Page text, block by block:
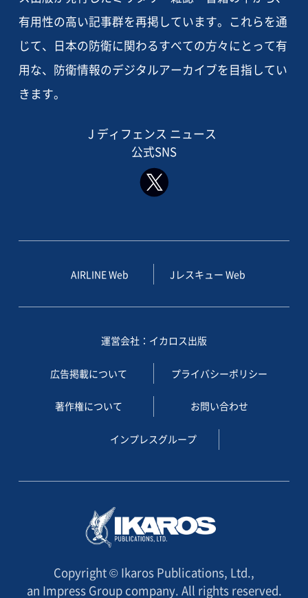
有用性の高い記事群を再掲しています。これらを通
じて、日本の防衛に関わるすべての方々にとって有
用な、防衛情報のデジタルアーカイブを目指してい
きます。
J ディフェンス ニュース
公式SNS
AIRLINE Web Jレスキュー Web
運営会社：イカロス出版
広告掲載について プライバシーポリシー
著作権について お問い合わせ
インプレスグループ
Copyright © Ikaros Publications, Ltd.,
an Impress Group company. All rights reserved.